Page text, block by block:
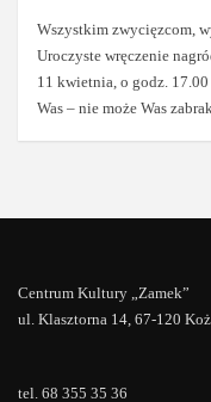
Wszystkim zwycięzcom,
Uroczyste wręczenie
11 kwietnia, o godz.
Was – nie może Was
Centrum Kultury „Zamek”
ul. Klasztorna 14, 67-120
tel. 68 355 35 36